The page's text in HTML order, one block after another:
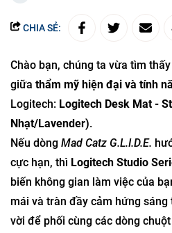
CHIA SẺ:
Chào bạn, chúng ta vừa tìm
giữa thẩm mỹ hiện đại và tính
Logitech: Logitech Desk Mat -
Nhạt/Lavender).
Nếu dòng Mad Catz G.L.I.D.E.
cực hạn, thì Logitech Studio
biến không gian làm việc của
mái và tràn đầy cảm hứng
vời để phối cùng các dòng